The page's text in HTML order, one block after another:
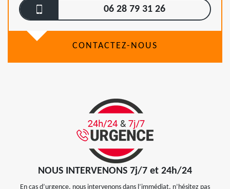
06 28 79 31 26
CONTACTEZ-NOUS
NOUS INTERVENONS 7j/7 et 24h/24
En cas d’urgence, nous intervenons dans l’immédiat, n’hésitez pas